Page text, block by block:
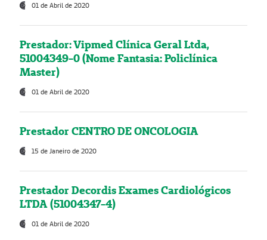
01 de Abril de 2020
Prestador: Vipmed Clínica Geral Ltda,
51004349-0 (Nome Fantasia: Policlínica
Master)
01 de Abril de 2020
Prestador CENTRO DE ONCOLOGIA
15 de Janeiro de 2020
Prestador Decordis Exames Cardiológicos
LTDA (51004347-4)
01 de Abril de 2020